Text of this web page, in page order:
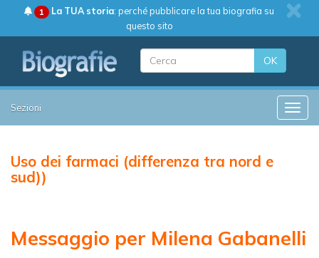
1 La TUA storia: perché pubblicare la tua biografia su
questo sito
OK
Sezioni
Uso dei farmaci (differenza tra nord e
sud))
Messaggio per Milena Gabanelli